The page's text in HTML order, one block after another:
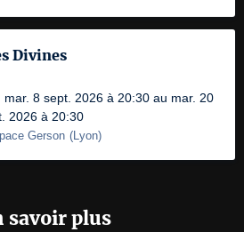
Divines
mar. 8 sept. 2026 à 20:30 au mar. 20
2026 à 20:30
Gerson (Lyon)
savoir plus